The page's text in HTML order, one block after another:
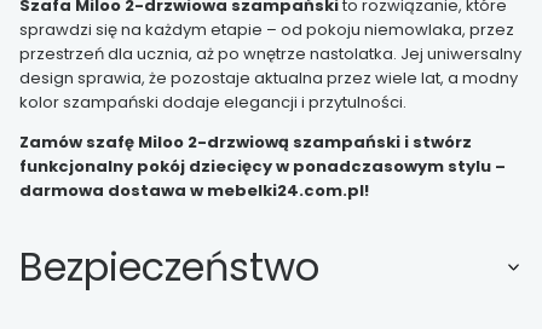
Szafa Miloo 2-drzwiowa szampańskito rozwiązanie, które
sprawdzi się na każdym etapie – od pokoju niemowlaka, przez
przestrzeń dla ucznia, aż po wnętrze nastolatka. Jej uniwersalny
design sprawia, że pozostaje aktualna przez wiele lat, a modny
kolor szampański dodaje elegancji i przytulności.
Zamów szafę Miloo 2-drzwiową szampański i stwórz
funkcjonalny pokój dziecięcy w ponadczasowym stylu –
darmowa dostawa w mebelki24.com.pl!
Bezpieczeństwo